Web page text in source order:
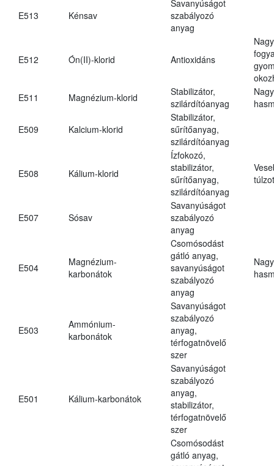
E513 Kénsav
Savanyúságot
szabályozó
anyag
E512 Ón(II)-klorid Antioxidáns
E511
Magnézium-klorid
Stabilizátor,
szilárdítóanyag
E509 Kalcium-klorid
Stabilizátor,
sűrítőanyag,
szilárdítóanyag
E508 Kálium-klorid
Ízfokozó,
stabilizátor,
sűrítőanyag,
szilárdítóanyag
E507 Sósav
Savanyúságot
szabályozó
anyag
E504
Magnézium-
karbonátok
Csomósodást
gátló anyag,
savanyúságot
szabályozó
anyag
E503
Ammónium-
karbonátok
Savanyúságot
szabályozó
anyag,
térfogatnövelő
szer
E501 Kálium-karbonátok
Savanyúságot
szabályozó
anyag,
stabilizátor,
térfogatnövelő
szer
Csomósodást
gátló anyag,